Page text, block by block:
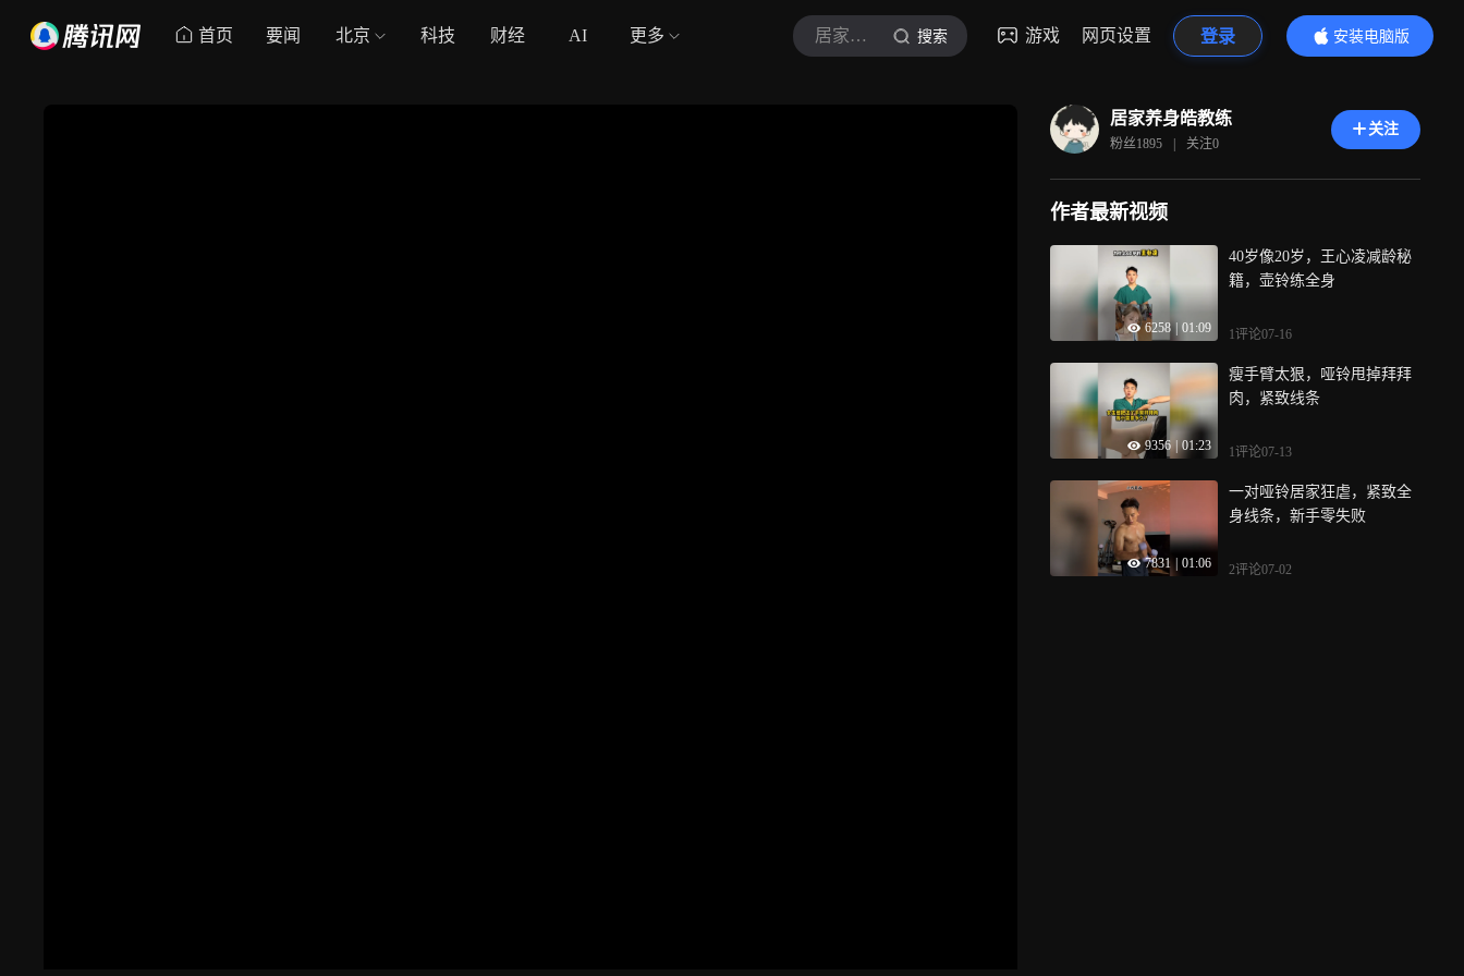
首页 要闻 北京 科技 财经 AI 更多 居家养身皓教练 搜索 游戏 网页设置 登录
安装电脑版
内容更精彩
居家养身皓教练
粉丝1895 | 关注0
关注
作者最新视频
6258 01:09
40岁像20岁，王心凌减龄秘
籍，壶铃练全身
1评论07-16
9356 | 01:23
瘦手臂太狠，哑铃甩掉拜拜
肉，紧致线条
1评论07-13
7831 01:06
一对哑铃居家狂虐，紧致全
身线条，新手零失败
2评论07-02